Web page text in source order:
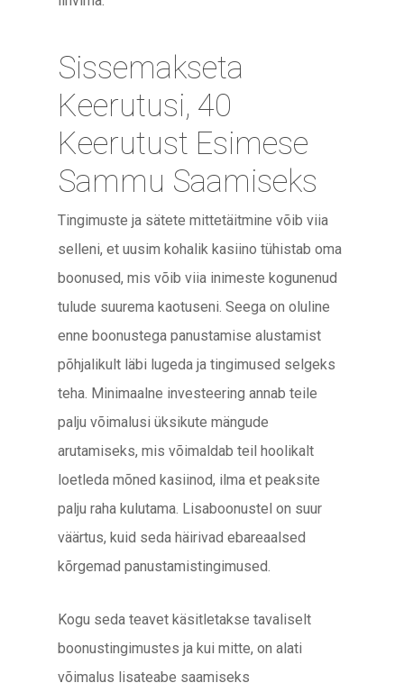
Sissemakseta
Keerutusi, 40
Keerutust Esimese
Sammu Saamiseks
Tingimuste ja sätete mittetäitmine võib viia
selleni, et uusim kohalik kasiino tühistab oma
boonused, mis võib viia inimeste kogunenud
tulude suurema kaotuseni. Seega on oluline
enne boonustega panustamise alustamist
põhjalikult läbi lugeda ja tingimused selgeks
teha. Minimaalne investeering annab teile
palju võimalusi üksikute mängude
arutamiseks, mis võimaldab teil hoolikalt
loetleda mõned kasiinod, ilma et peaksite
palju raha kulutama. Lisaboonustel on suur
väärtus, kuid seda häirivad ebareaalsed
kõrgemad panustamistingimused.
Kogu seda teavet käsitletakse tavaliselt
boonustingimustes ja kui mitte, on alati
võimalus lisateabe saamiseks